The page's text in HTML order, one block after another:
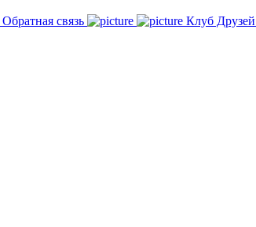
Обратная связь Клуб Друзей